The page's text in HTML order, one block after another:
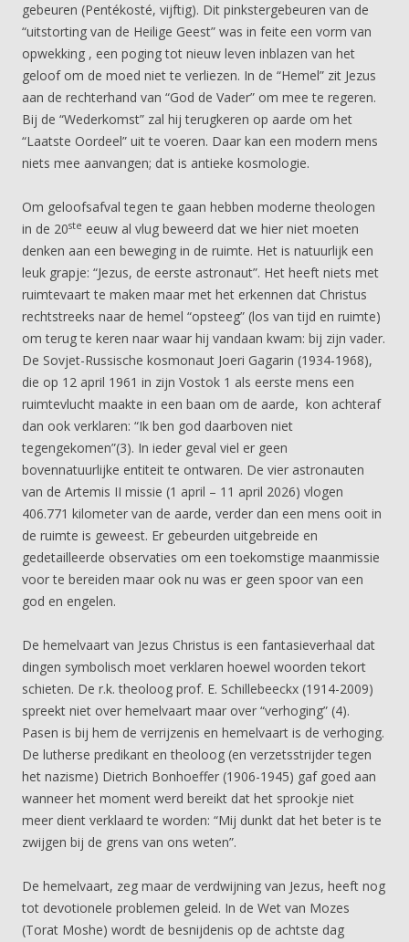
gebeuren (Pentékosté, vijftig). Dit pinkstergebeuren van de
“uitstorting van de Heilige Geest” was in feite een vorm van
opwekking , een poging tot nieuw leven inblazen van het
geloof om de moed niet te verliezen. In de “Hemel” zit Jezus
aan de rechterhand van “God de Vader” om mee te regeren.
Bij de “Wederkomst” zal hij terugkeren op aarde om het
“Laatste Oordeel” uit te voeren. Daar kan een modern mens
niets mee aanvangen; dat is antieke kosmologie.
Om geloofsafval tegen te gaan hebben moderne theologen
in de 20ste eeuw al vlug beweerd dat we hier niet moeten
denken aan een beweging in de ruimte. Het is natuurlijk een
leuk grapje: “Jezus, de eerste astronaut”. Het heeft niets met
ruimtevaart te maken maar met het erkennen dat Christus
rechtstreeks naar de hemel “opsteeg” (los van tijd en ruimte)
om terug te keren naar waar hij vandaan kwam: bij zijn vader.
De Sovjet-Russische kosmonaut Joeri Gagarin (1934-1968),
die op 12 april 1961 in zijn Vostok 1 als eerste mens een
ruimtevlucht maakte in een baan om de aarde, kon achteraf
dan ook verklaren: “Ik ben god daarboven niet
tegengekomen”(3). In ieder geval viel er geen
bovennatuurlijke entiteit te ontwaren. De vier astronauten
van de Artemis II missie (1 april – 11 april 2026) vlogen
406.771 kilometer van de aarde, verder dan een mens ooit in
de ruimte is geweest. Er gebeurden uitgebreide en
gedetailleerde observaties om een toekomstige maanmissie
voor te bereiden maar ook nu was er geen spoor van een
god en engelen.
De hemelvaart van Jezus Christus is een fantasieverhaal dat
dingen symbolisch moet verklaren hoewel woorden tekort
schieten. De r.k. theoloog prof. E. Schillebeeckx (1914-2009)
spreekt niet over hemelvaart maar over “verhoging” (4).
Pasen is bij hem de verrijzenis en hemelvaart is de verhoging.
De lutherse predikant en theoloog (en verzetsstrijder tegen
het nazisme) Dietrich Bonhoeffer (1906-1945) gaf goed aan
wanneer het moment werd bereikt dat het sprookje niet
meer dient verklaard te worden: “Mij dunkt dat het beter is te
zwijgen bij de grens van ons weten”.
De hemelvaart, zeg maar de verdwijning van Jezus, heeft nog
tot devotionele problemen geleid. In de Wet van Mozes
(Torat Moshe) wordt de besnijdenis op de achtste dag